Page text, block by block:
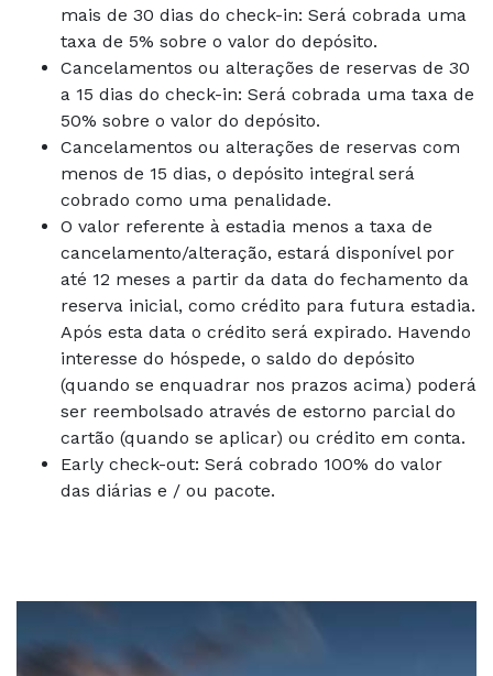
mais de 30 dias do check-in: Será cobrada uma
taxa de 5% sobre o valor do depósito.
Cancelamentos ou alterações de reservas de 30
a 15 dias do check-in: Será cobrada uma taxa de
50% sobre o valor do depósito.
Cancelamentos ou alterações de reservas com
menos de 15 dias, o depósito integral será
cobrado como uma penalidade.
O valor referente à estadia menos a taxa de
cancelamento/alteração, estará disponível por
até 12 meses a partir da data do fechamento da
reserva inicial, como crédito para futura estadia.
Após esta data o crédito será expirado. Havendo
interesse do hóspede, o saldo do depósito
(quando se enquadrar nos prazos acima) poderá
ser reembolsado através de estorno parcial do
cartão (quando se aplicar) ou crédito em conta.
Early check-out: Será cobrado 100% do valor
das diárias e / ou pacote.